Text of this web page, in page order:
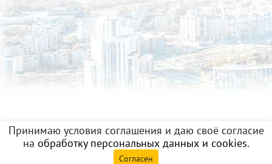
Принимаю условия соглашения и даю своё согласие
на обработку персональных данных и cookies.
Согласен